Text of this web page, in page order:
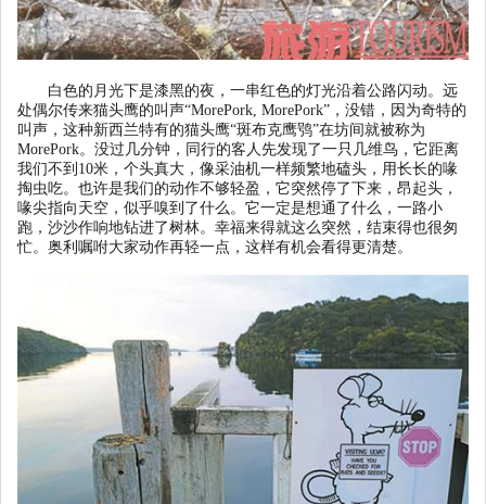
白色的月光下是漆黑的夜，一串红色的灯光沿着公路闪动。远
处偶尔传来猫头鹰的叫声“MorePork, MorePork” ，没错，因为奇特的
叫声，这种新西兰特有的猫头鹰“斑布克鹰鸮”在坊间就被称为
MorePork。没过几分钟，同行的客人先发现了一只几维鸟，它距离
我们不到 10米，个头真大，像采油机一样频繁地磕头，用长长的喙
掏虫吃。也许是我们的动作不够轻盈，它突然停了下来，昂起头，
喙尖指向天空，似乎嗅到了什么。它一定是想通了什么，一路小
跑，沙沙作响地钻进了树林。幸福来得就这么突然，结束得也很匆
忙。奥利嘱咐大家动作再轻一点，这样有机会看得更清楚。